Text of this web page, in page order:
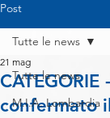
Post
Tutte le news
M.I.A. Lombardia
Tutte le news
confermato
21 mag